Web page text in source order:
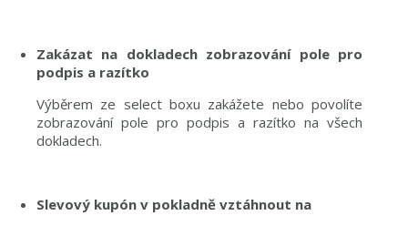
Zakázat na dokladech zobrazování pole pro
podpis a razítko
Výběrem ze select boxu zakážete nebo povolíte
zobrazování pole pro podpis a razítko na všech
dokladech.
Slevový kupón v pokladně vztáhnout na